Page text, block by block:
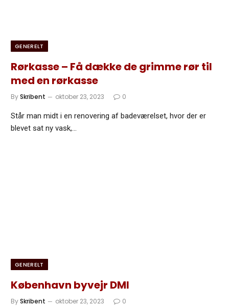
GENERELT
Rørkasse – Få dække de grimme rør til
med en rørkasse
BySkribent oktober 23, 2023 0
Står man midt i en renovering af badeværelset, hvor der er
blevet sat ny vask,…
GENERELT
København byvejr DMI
BySkribent oktober 23, 2023 0